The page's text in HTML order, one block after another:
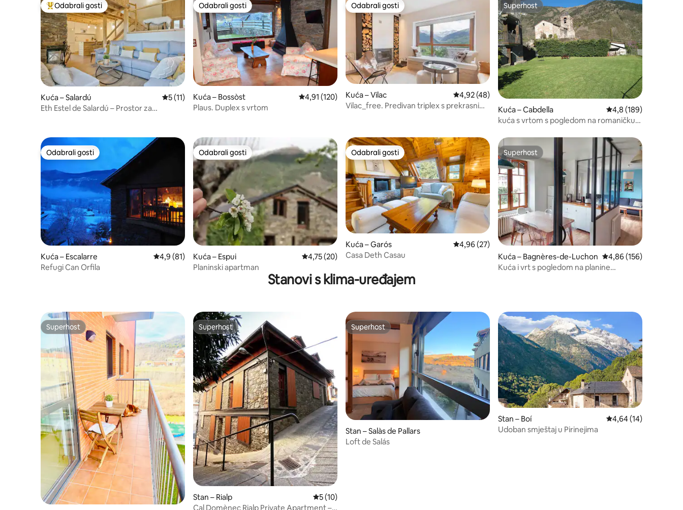
Među najviše rangiranima s oznakom „Odabrali gosti”
Odabrali gosti
Kuća – Salardú Prosječna ocjena: 5/5, recenzija: 11
5 (11)
Eth Estel de Salardú – Prostor za
Odabrali gosti
Odabrali gosti
Kuća – Bossòst Prosječna ocjena: 4,91/5, recenzija: 120
4,91 (120)
Plaus. Duplex s vrtom
Odabrali gosti
Odabrali gosti
Kuća – Vilac Prosječna ocjena: 4,92/5, recenzija: 48
4,92 (48)
Vilac_free. Predivan triplex s prekrasnim
Superhost
Superhost
Kuća – Cabdella Prosječna ocjena:
4,8 (189)
kuća s vrtom s pogledom na romaničku
Odabrali gosti
Odabrali gosti
Kuća – Escalarre Prosječna ocjena: 4,9/5, recenzija: 81
4,9 (81)
Refugi Can Orfila
Odabrali gosti
Odabrali gosti
Kuća – Espui Prosječna ocjena: 4,75/5, recenzija: 20
4,75 (20)
Planinski apartman
Odabrali gosti
Odabrali gosti
Kuća – Garós Prosječna ocjena: 4,96/5, recenzija: 27
4,96 (27)
Casa Deth Casau
Superhost
Superhost
Kuća – Bagnères-de-Luchon Prosječna ocjena:
4,86 (156)
Kuća i vrt s pogledom na planine
Stanovi s klima-uređajem
Superhost
Superhost Superhost
Superhost
Stan – Rialp Prosječna ocjena: 5/5, recenzija: 10
5 (10)
Cal Domènec Rialp Private Apartment –
Superhost
Superhost
Stan – Salàs de Pallars
Loft de Salás
Stan – Boí Prosječna ocjena:
4,64 (14)
Udoban smještaj u Pirinejima